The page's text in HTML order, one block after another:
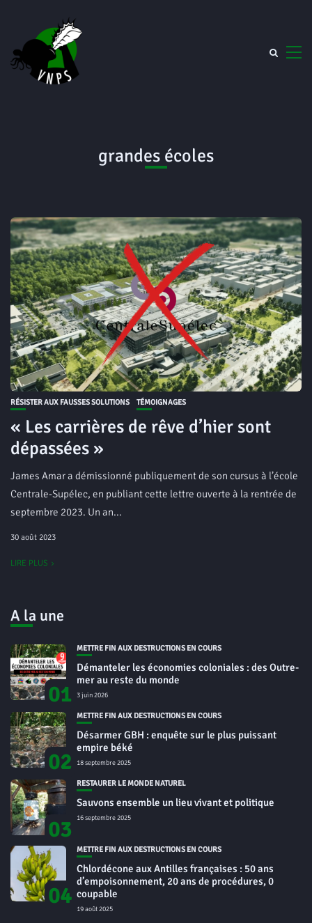
grandes écoles
RÉSISTER AUX FAUSSES SOLUTIONS TÉMOIGNAGES
« Les carrières de rêve d’hier sont
dépassées »
James Amar a démissionné publiquement de son cursus à l’école
Centrale-Supélec, en publiant cette lettre ouverte à la rentrée de
septembre 2023. Un an...
30 août 2023
LIRE PLUS
A la une
01
METTRE FIN AUX DESTRUCTIONS EN COURS
Démanteler les économies coloniales : des Outre-
mer au reste du monde
3 juin 2026
02
METTRE FIN AUX DESTRUCTIONS EN COURS
Désarmer GBH : enquête sur le plus puissant
empire béké
18 septembre 2025
03
RESTAURER LE MONDE NATUREL
Sauvons ensemble un lieu vivant et politique
16 septembre 2025
04
METTRE FIN AUX DESTRUCTIONS EN COURS
Chlordécone aux Antilles françaises : 50 ans
d’empoisonnement, 20 ans de procédures, 0
coupable
19 août 2025